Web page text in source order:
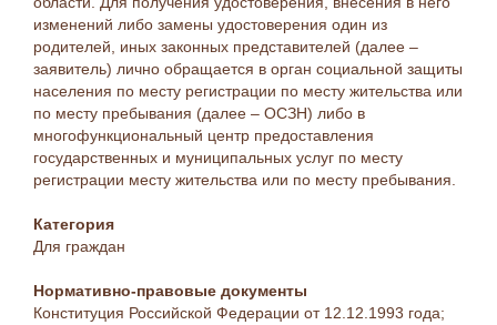
изменений либо замены удостоверения один из
родителей, иных законных представителей (далее –
заявитель) лично обращается в орган социальной защиты
населения по месту регистрации по месту жительства или
по месту пребывания (далее – ОСЗН) либо в
многофункциональный центр предоставления
государственных и муниципальных услуг по месту
регистрации месту жительства или по месту пребывания.
Категория
Для граждан
Нормативно-правовые документы
Конституция Российской Федерации от 12.12.1993 года;